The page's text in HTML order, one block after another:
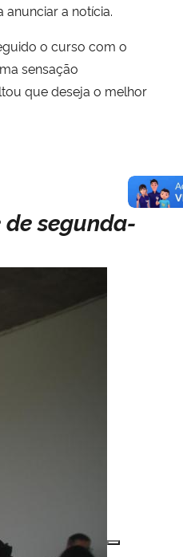
a notícia.
o curso com o
sensação
que deseja o melhor
segunda-